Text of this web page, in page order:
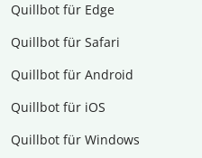
Quillbot für Edge
Quillbot für Safari
Quillbot für Android
Quillbot für iOS
Quillbot für Windows